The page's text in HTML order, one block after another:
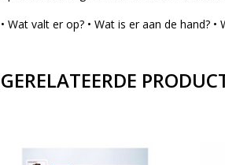
• Wat valt er op? • Wat is er aan de hand? •
GERELATEERDE